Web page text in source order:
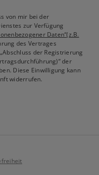
von mir bei der
zur Verfügung
Daten“(z.B.
des Vertrages
der Registrierung
der
Diese Einwilligung kann
widerrufen.